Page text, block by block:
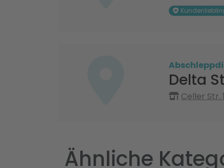
Delta
Celler Str.
Ähnliche